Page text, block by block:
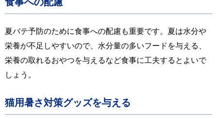
夏バテ予防のために食事への配慮も重要です。夏は水分や
栄養が不足しやすいので、水分量の多いフードを与える、
栄養の取れるおやつを与えるなど食事に工夫するとよいで
しょう。
猫用暑さ対策グッズを与える